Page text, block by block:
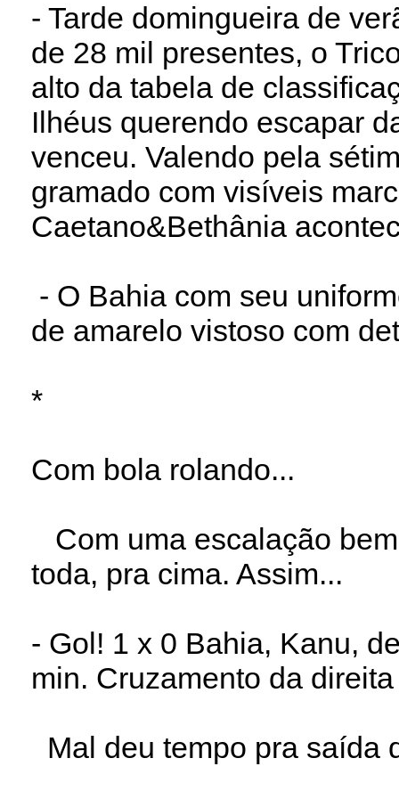
- Tarde domingueira de
de 28 mil presentes, o
alto da tabela de
Ilhéus querendo escapar
venceu. Valendo pela
gramado com visíveis
Caetano&Bethânia
- O Bahia com seu
de amarelo vistoso com
*
Com bola rolando...
Com uma escalação
toda, pra cima. Assim...
- Gol! 1 x 0 Bahia, Kanu,
min. Cruzamento da
Mal deu tempo pra saída